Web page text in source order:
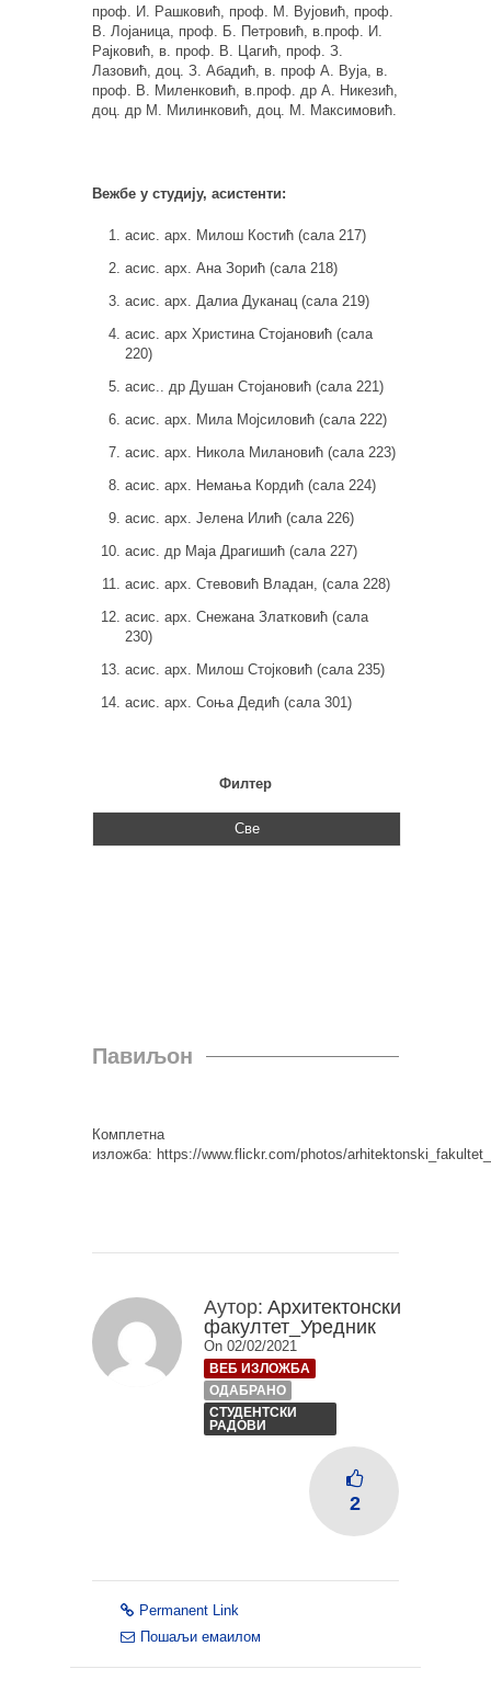
проф. И. Рашковић, проф. М. Вујовић, проф.
В. Лојаница, проф. Б. Петровић, в.проф. И.
Рајковић, в. проф. В. Цагић, проф. З.
Лазовић, доц. З. Абадић, в. проф А. Вуја, в.
проф. В. Миленковић, в.проф. др А. Никезић,
доц. др М. Милинковић, доц. М. Максимовић.
Вежбе у студију, асистенти:
асис. арх. Милош Костић (сала 217)
асис. арх. Ана Зорић (сала 218)
асис. арх. Далиа Дуканац (сала 219)
асис. арх Христина Стојановић (сала
220)
асис.. др Душан Стојановић (сала 221)
асис. арх. Мила Мојсиловић (сала 222)
асис. арх. Никола Милановић (сала 223)
асис. арх. Немања Кордић (сала 224)
асис. арх. Јелена Илић (сала 226)
асис. др Маја Драгишић (сала 227)
асис. арх. Стевовић Владан, (сала 228)
асис. арх. Снежана Златковић (сала
230)
асис. арх. Милош Стојковић (сала 235)
асис. арх. Соња Дедић (сала 301)
Филтер
Све
Павиљон
Комплетна
изложба: https://www.flickr.com/photos/
Аутор: Архитектонски
факултет_Уредник
On 02/02/2021
ВЕБ ИЗЛОЖБА
ОДАБРАНО
СТУДЕНТСКИ
РАДОВИ
2
Permanent Link
Пошаљи емаилом